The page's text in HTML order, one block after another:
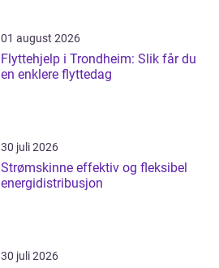
01 august 2026
Flyttehjelp i Trondheim: Slik får du
en enklere flyttedag
30 juli 2026
Strømskinne effektiv og fleksibel
energidistribusjon
30 juli 2026